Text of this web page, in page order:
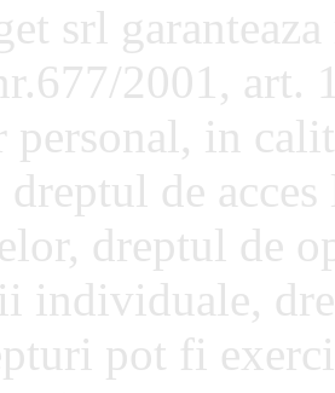
srl
2001,
personal, in
de
dreptul de
individuale,
pot fi